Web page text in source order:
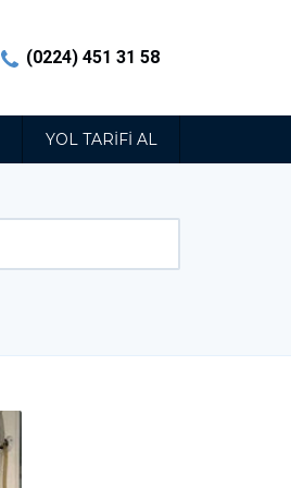
(0224) 451 31 58
YOL TARIFI AL